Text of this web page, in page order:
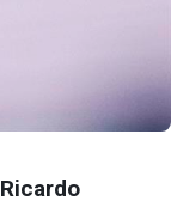
Ricardo